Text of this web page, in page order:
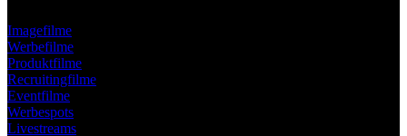
Imagefilme
Werbefilme
Produktfilme
Recruitingfilme
Eventfilme
Werbespots
Livestreams